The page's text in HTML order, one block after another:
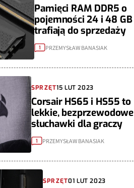
Pamięci RAM DDR5 o
pojemności 24 i 48 GB
trafiają do sprzedaży
1 PRZEMYSŁAW BANASIAK
SPRZĘT15 LUT 2023
Corsair HS65 i HS55 to
lekkie, bezprzewodowe
słuchawki dla graczy
1 PRZEMYSŁAW BANASIAK
SPRZĘT01 LUT 2023